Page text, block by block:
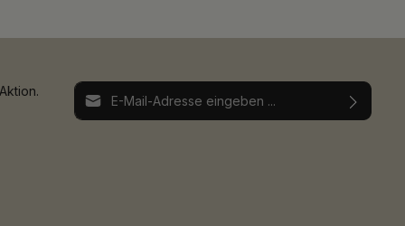
E-Mail-Adresse*